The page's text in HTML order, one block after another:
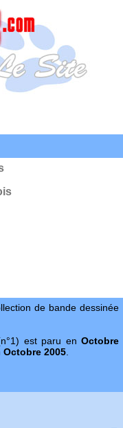
de bande dessinée
est paru en Octobre
Octobre 2005